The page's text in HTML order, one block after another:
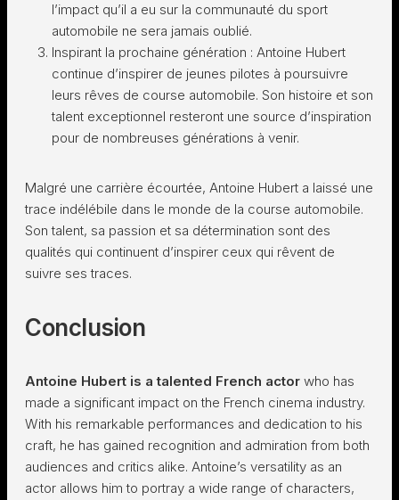
l’impact qu’il a eu sur la communauté du sport
automobile ne sera jamais oublié.
Inspirant la prochaine génération : Antoine Hubert
continue d’inspirer de jeunes pilotes à poursuivre
leurs rêves de course automobile. Son histoire et son
talent exceptionnel resteront une source d’inspiration
pour de nombreuses générations à venir.
Malgré une carrière écourtée, Antoine Hubert a laissé une
trace indélébile dans le monde de la course automobile.
Son talent, sa passion et sa détermination sont des
qualités qui continuent d’inspirer ceux qui rêvent de
suivre ses traces.
Conclusion
Antoine Hubert is a talented French actor who has
made a significant impact on the French cinema industry.
With his remarkable performances and dedication to his
craft, he has gained recognition and admiration from both
audiences and critics alike. Antoine’s versatility as an
actor allows him to portray a wide range of characters,